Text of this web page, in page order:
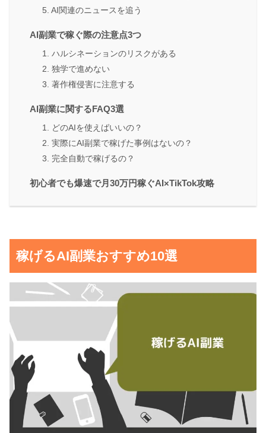
5. AI関連のニュースを追う
AI副業で稼ぐ際の注意点3つ
1. ハルシネーションのリスクがある
2. 独学で進めない
3. 著作権侵害に注意する
AI副業に関するFAQ3選
1. どのAIを使えばいいの？
2. 実際にAI副業で稼げた事例はないの？
3. 完全自動で稼げるの？
初心者でも爆速で月30万円稼ぐAI×TikTok攻略
稼げるAI副業おすすめ10選